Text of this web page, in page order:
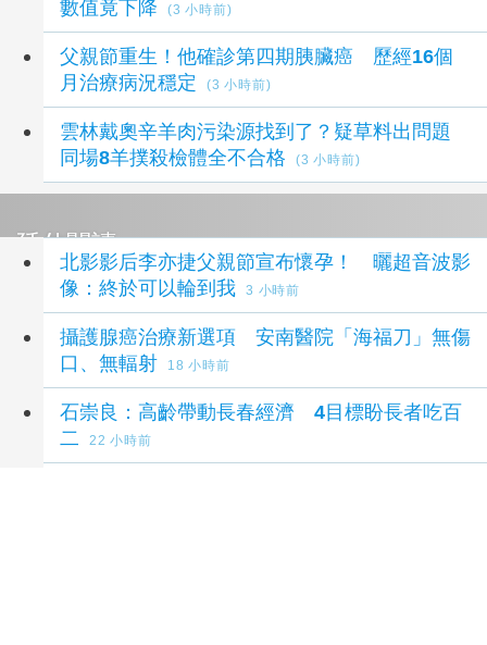
數值竟下降
(3 小時前)
父親節重生！他確診第四期胰臟癌 歷經16個
月治療病況穩定
(3 小時前)
雲林戴奧辛羊肉污染源找到了？疑草料出問題
同場8羊撲殺檢體全不合格
(3 小時前)
延伸閱讀
北影影后李亦捷父親節宣布懷孕！ 曬超音波影
像：終於可以輪到我
3 小時前
攝護腺癌治療新選項 安南醫院「海福刀」無傷
口、無輻射
18 小時前
石崇良：高齡帶動長春經濟 4目標盼長者吃百
二
22 小時前